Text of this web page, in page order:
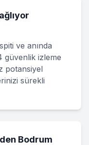
ve anında
güvenlik izleme
potansiyel
sürekli
Bodrum